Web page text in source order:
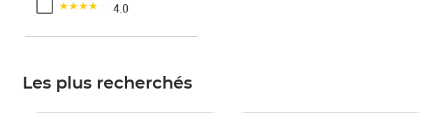
Noté 4 sur 54.0
Les plus recherchés